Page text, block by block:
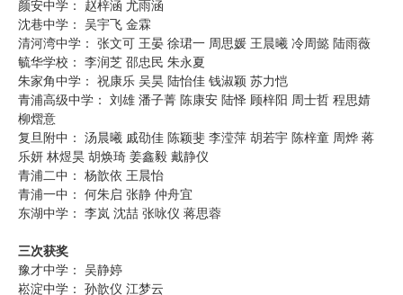
颜安中学： 赵梓涵 尤雨涵
沈巷中学： 吴宇飞 金霖
清河湾中学： 张文可 王晏 徐珺一 周思媛 王晨曦 冷周懿 陆雨薇
毓华学校： 李润芝 邵忠民 朱永夏
朱家角中学： 祝康乐 吴昊 陆怡佳 钱淑颖 苏力恺
青浦高级中学： 刘雄 潘子菁 陈康安 陆怿 顾梓阳 周士哲 程思婧
柳熠意
复旦附中： 汤晨曦 戚劭佳 陈颖斐 李滢萍 胡若宇 陈梓童 周烨 蒋
乐妍 林煜昊 胡焕琦 姜鑫毅 戴静仪
青浦二中： 杨歆依 王晨怡
青浦一中： 何朱启 张静 仲舟宜
东湖中学： 李岚 沈喆 张咏仪 蒋思蓉
三次获奖
豫才中学： 吴静婷
崧淀中学： 孙歆仪 江梦云